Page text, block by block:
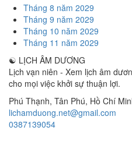
Tháng 8 năm 2029
Tháng 9 năm 2029
Tháng 10 năm 2029
Tháng 11 năm 2029
☯ LỊCH ÂM DƯƠNG
Lịch vạn niên - Xem lịch âm
cho mọi việc khởi sự thuận lợi.
Phú Thạnh, Tân Phú, Hồ Chí
lichamduong.net@gmail.com
0387139054